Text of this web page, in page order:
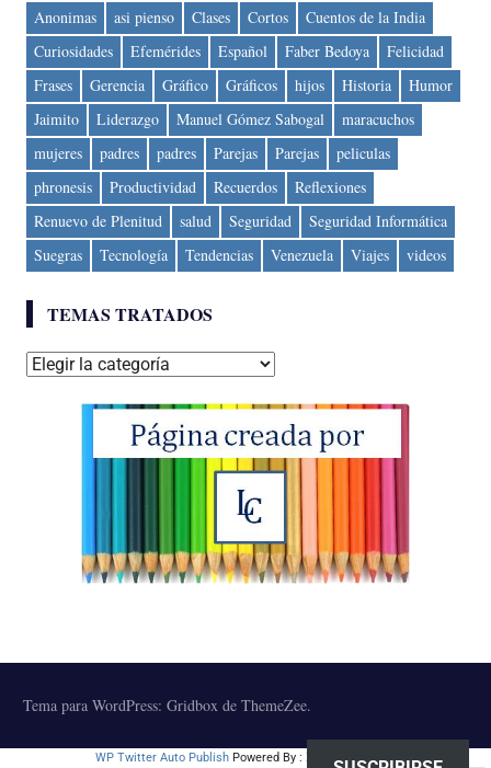
Anonimas
asi pienso Clases Cortos
Cuentos de la India
Curiosidades
Efemérides Español Faber Bedoya
Felicidad
Frases
Gerencia Gráfico Gráficos hijos Historia
Humor
Jaimito
Liderazgo Manuel Gómez Sabogal
maracuchos
mujeres
padres padres Parejas Parejas
peliculas
phronesis
Productividad Recuerdos
Reflexiones
Renuevo de Plenitud
salud Seguridad
Seguridad Informática
Suegras
Tecnología Tendencias Venezuela Viajes videos
TEMAS TRATADOS
Temas
Tema para WordPress: Gridbox de ThemeZee.
WP Twitter Auto Publish Powered By : XYZScripts.com